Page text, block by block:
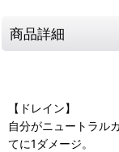
商品詳細
【ドレイン】
自分がニュートラル
てに1ダメージ。